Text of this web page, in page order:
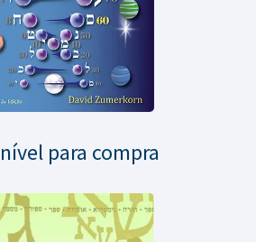
para compra